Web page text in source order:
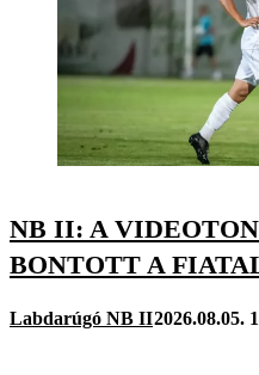
NB II: A
BONTOTT A
Labdarúgó NB II2026.08.05.